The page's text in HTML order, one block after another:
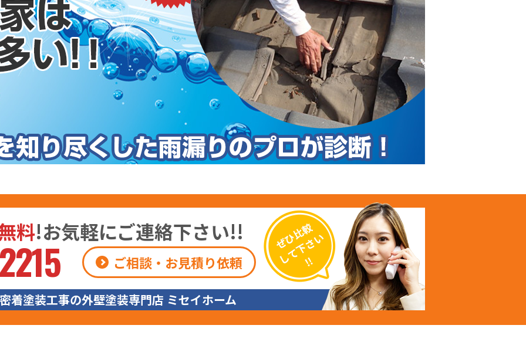
料!お気軽にご連絡下さい!!
ご相談・お見積り依頼
着塗装工事の外壁塗装専門店 ミセイホーム